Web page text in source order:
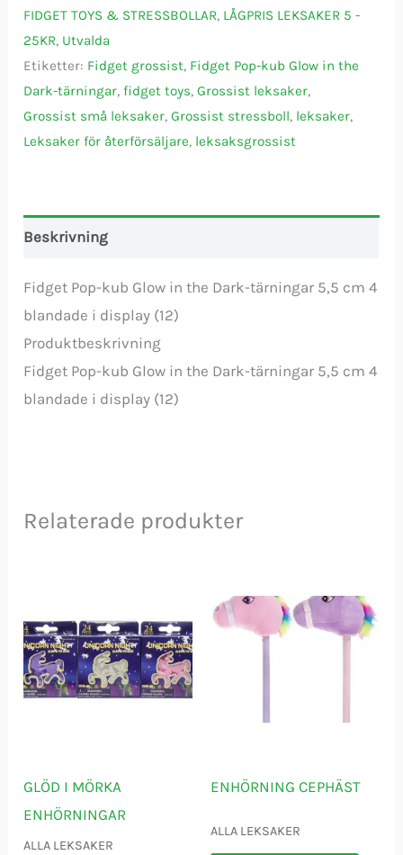
FIDGET TOYS & STRESSBOLLAR, LÅGPRIS LEKSAKER 5 -
25KR, Utvalda
Etiketter: Fidget grossist, Fidget Pop-kub Glow in the
Dark-tärningar,fidget toys,Grossist leksaker,
Grossist små leksaker,Grossist stressboll, leksaker,
Leksaker för återförsäljare, leksaksgrossist
Beskrivning
Fidget Pop-kub Glow in the Dark-tärningar 5,5 cm 4
blandade i display (12)
Produktbeskrivning
Fidget Pop-kub Glow in the Dark-tärningar 5,5 cm 4
blandade i display (12)
Relaterade produkter
GLÖD I MÖRKA
ENHÖRNINGAR
ALLA LEKSAKER
ENHÖRNING CEPHÄST
ALLA LEKSAKER